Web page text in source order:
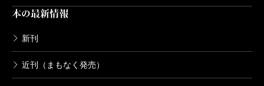
本の最新情報
新刊
近刊（まもなく発売）